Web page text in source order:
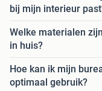
bij mijn interieur
Welke materialen
in huis?
Hoe kan ik mijn
optimaal gebruik?